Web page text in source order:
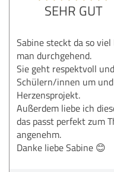
SEHR GUT
Sabine steckt da so
man durchgehend.
Sie geht respektvoll
Schülern/innen um
Herzensprojekt.
Außerdem liebe ich
das passt perfekt zum
angenehm.
Danke liebe Sabine 😊